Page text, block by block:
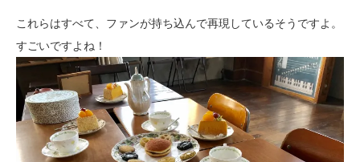
これらはすべて、ファンが持ち込んで再現しているそうですよ。
すごいですよね！